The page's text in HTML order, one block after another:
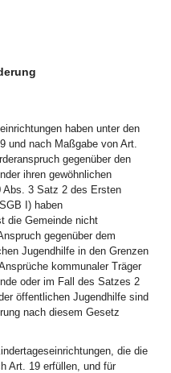
haben unter den
und nach Maßgabe von Art.
gegenüber den
ihren gewöhnlichen
3 Satz 2 des Ersten
I) haben
die Gemeinde nicht
gegenüber dem
Jugendhilfe in den Grenzen
kommunaler Träger
oder im Fall des Satzes 2
öffentlichen Jugendhilfe sind
nach diesem Gesetz
die die
Art. 19 erfüllen, und für